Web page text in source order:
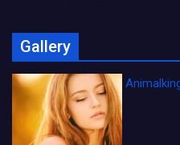
Gallery